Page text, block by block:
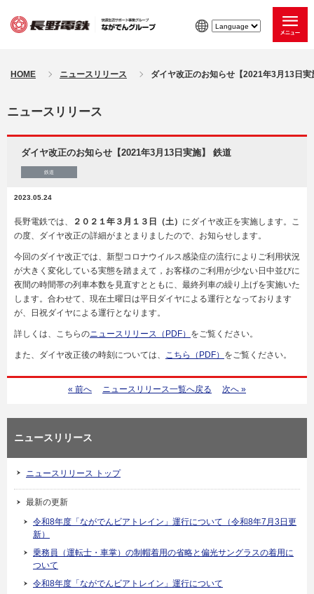
HOME ニュースリリース ダイヤ改正のお知らせ【2021年3月13日実
ニュースリリース
ダイヤ改正のお知らせ【2021年3月13日実施】 鉄道
鉄道
2023.05.24
⻑野電鉄では、 ２０２１年３月１３日（⼟） にダイヤ改正を実施します。こ
の度、ダイヤ改正の詳細がまとまりましたので、お知らせします。
今回のダイヤ改正では、新型コロナウイルス感染症の流⾏によりご利⽤状況
が⼤きく変化している実態を踏まえて，お客様のご利⽤が少ない日中並びに
夜間の時間帯の列⾞本数を⾒直すとともに、最終列⾞の繰り上げを実施いた
します。合わせて、現在⼟曜日は平日ダイヤによる運⾏となっております
が、日祝ダイヤによる運⾏となります。
詳しくは、こちらのニュースリリース（PDF） をご覧ください。
また、ダイヤ改正後の時刻については、 こちら（PDF） をご覧ください。
« 前へ ニュースリリース一覧へ戻る 次へ »
ニュースリリース
ニュースリリース トップ
最新の更新
令和8年度「ながでんビアトレイン」運行について（令和8年7月3日更
新）
乗務員（運転士・車掌）の制帽着用の省略と偏光サングラスの着用に
ついて
令和8年度「ながでんビアトレイン」運行について